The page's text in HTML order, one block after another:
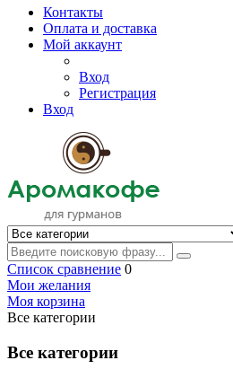
Контакты
Оплата и доставка
Мой аккаунт
Вход
Регистрация
Вход
Список сравнение 0
Мои желания
Моя корзина
Все категории
Все категории